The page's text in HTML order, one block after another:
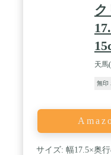
天馬
無印
サイズ: 幅17.5×奥